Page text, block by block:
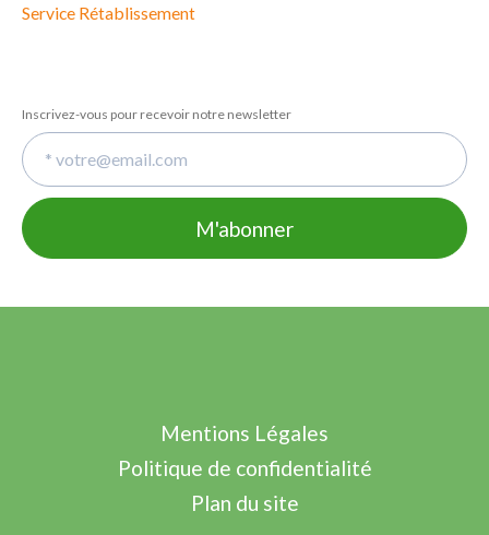
Service Rétablissement
Inscrivez-vous pour recevoir notre newsletter
Mentions Légales
Politique de confidentialité
Plan du site